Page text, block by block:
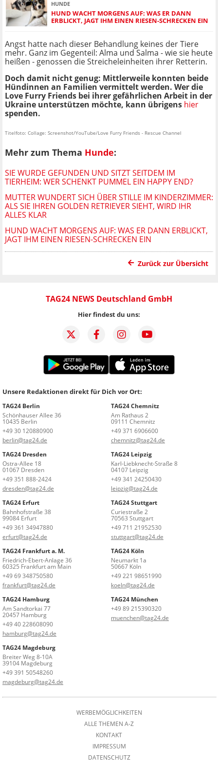
HUNDE
HUND WACHT MORGENS AUF: WAS ER DANN
ERBLICKT, JAGT IHM EINEN RIESEN-SCHRECKEN EIN
Angst hatte nach dieser Behandlung keines der Tiere
mehr. Ganz im Gegenteil: Alma und Salma - wie sie heute
heißen - genossen die Streicheleinheiten ihrer Retterin.
Doch damit nicht genug: Mittlerweile konnten beide
Hündinnen an Familien vermittelt werden. Wer die
Love Furry Friends bei ihrer gefährlichen Arbeit in der
Ukraine unterstützen möchte, kann übrigens hier
spenden.
Titelfoto: Collage: Screenshot/YouTube/Love Furry Friends - Rescue Channel
Mehr zum Thema Hunde:
SIE WURDE GEFUNDEN UND SITZT SEITDEM IM
TIERHEIM: WER SCHENKT PUMMEL EIN HAPPY END?
MUTTER WUNDERT SICH ÜBER STILLE IM KINDERZIMMER:
ALS SIE IHREN GOLDEN RETRIEVER SIEHT, WIRD IHR
ALLES KLAR
HUND WACHT MORGENS AUF: WAS ER DANN ERBLICKT,
JAGT IHM EINEN RIESEN-SCHRECKEN EIN
Zurück zur Übersicht
TAG24 NEWS Deutschland GmbH
Hier findest du uns:
Unsere Redaktionen direkt für Dich vor Ort:
TAG24 Berlin
Schönhauser Allee 36
10435 Berlin
+49 30 120880900
berlin@tag24.de
TAG24 Chemnitz
Am Rathaus 2
09111 Chemnitz
+49 371 6906600
chemnitz@tag24.de
TAG24 Dresden
Ostra-Allee 18
01067 Dresden
+49 351 888-2424
dresden@tag24.de
TAG24 Leipzig
Karl-Liebknecht-Straße 8
04107 Leipzig
+49 341 24250430
leipzig@tag24.de
TAG24 Erfurt
Bahnhofstraße 38
99084 Erfurt
+49 361 34947880
erfurt@tag24.de
TAG24 Stuttgart
Curiestraße 2
70563 Stuttgart
+49 711 21952530
stuttgart@tag24.de
TAG24 Frankfurt a. M.
Friedrich-Ebert-Anlage 36
60325 Frankfurt am Main
+49 69 348750580
frankfurt@tag24.de
TAG24 Köln
Neumarkt 1a
50667 Köln
+49 221 98651990
koeln@tag24.de
TAG24 Hamburg
Am Sandtorkai 77
20457 Hamburg
+49 40 228608090
hamburg@tag24.de
TAG24 München
+49 89 215390320
muenchen@tag24.de
TAG24 Magdeburg
Breiter Weg 8-10A
39104 Magdeburg
+49 391 50548260
magdeburg@tag24.de
WERBEMÖGLICHKEITEN
ALLE THEMEN A-Z
KONTAKT
IMPRESSUM
DATENSCHUTZ